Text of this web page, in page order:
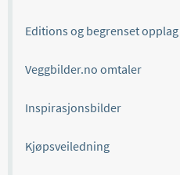
Editions og begrenset opplag
Veggbilder.no omtaler
Inspirasjonsbilder
Kjøpsveiledning